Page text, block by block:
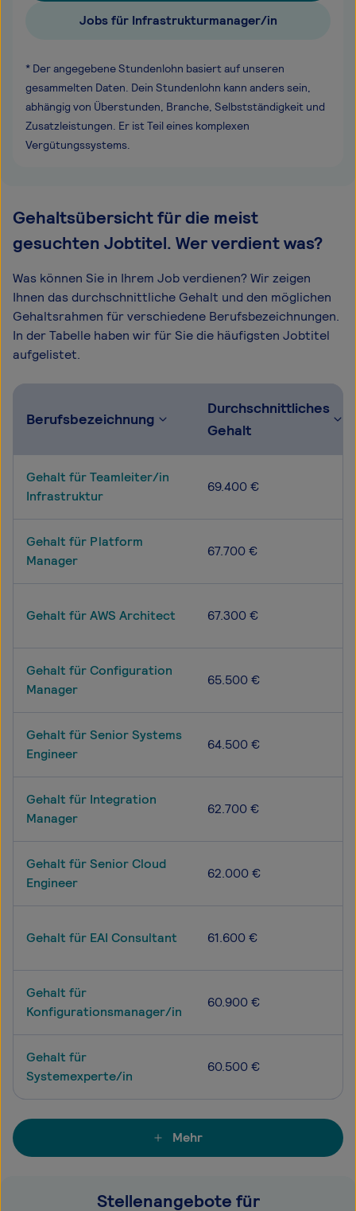
Jobs für Infrastrukturmanager/in
* Der angegebene Stundenlohn basiert auf unseren
gesammelten Daten. Dein Stundenlohn kann anders sein,
abhängig von Überstunden, Branche, Selbstständigkeit und
Zusatzleistungen. Er ist Teil eines komplexen
Vergütungssystems.
Gehaltsübersicht für die meist
gesuchten Jobtitel. Wer verdient was?
Was können Sie in Ihrem Job verdienen? Wir zeigen
Ihnen das durchschnittliche Gehalt und den möglichen
Gehaltsrahmen für verschiedene Berufsbezeichnungen.
In der Tabelle haben wir für Sie die häufigsten Jobtitel
aufgelistet.
Berufsbezeichnung
Durchschnittliches
Gehalt
Gehalt für Teamleiter/in
Infrastruktur
69.400 €
Gehalt für Platform
Manager
67.700 €
Gehalt für AWS Architect 67.300 €
Gehalt für Configuration
Manager
65.500 €
Gehalt für Senior Systems
Engineer
64.500 €
Gehalt für Integration
Manager
62.700 €
Gehalt für Senior Cloud
Engineer
62.000 €
Gehalt für EAI Consultant 61.600 €
Gehalt für
Konfigurationsmanager/in
60.900 €
Gehalt für
Systemexperte/in
60.500 €
Mehr
Stellenangebote für